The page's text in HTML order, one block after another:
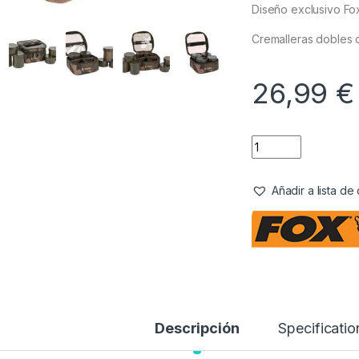
Diseño exclusivo
Cremalleras dobles
26,99 €
Añadir a lista de
Descripción